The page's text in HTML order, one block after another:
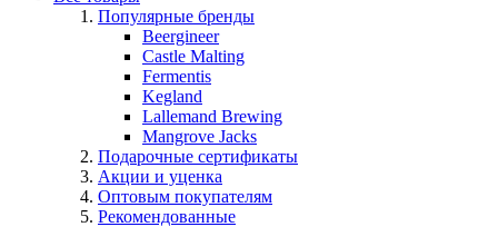
Популярные бренды
Beergineer
Castle Malting
Fermentis
Kegland
Lallemand Brewing
Mangrove Jacks
Подарочные сертификаты
Акции и уценка
Оптовым покупателям
Рекомендованные